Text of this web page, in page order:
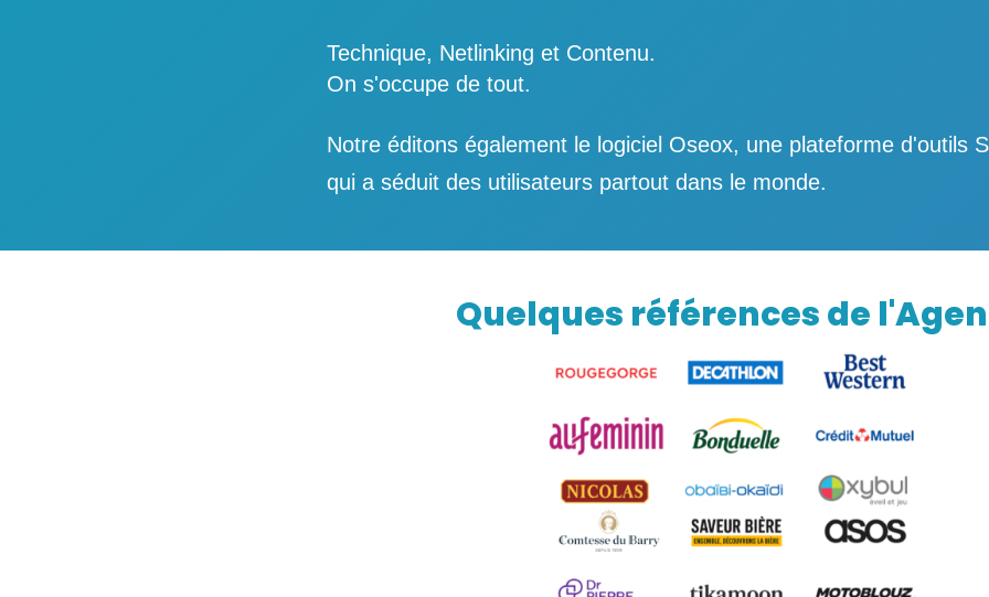
Technique, Netlinking et Contenu.
On s'occupe de tout.
Notre éditons également le logiciel Oseox, une plateforme d'outils
qui a séduit des utilisateurs partout dans le monde.
Quelques références de